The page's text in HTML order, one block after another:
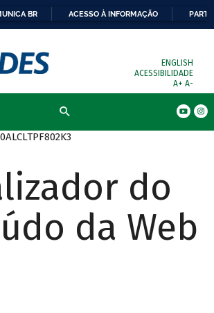
BR ACESSO À INFORMAÇÃO
ENGLISH
ACESSIBILIDADE
A+ A-
do
da Web